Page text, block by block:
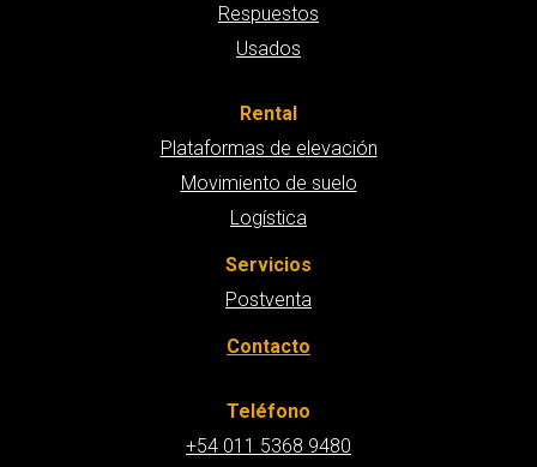
Respuestos
Usados
Rental
Plataformas de elevación
Movimiento de suelo
Logística
Servicios
Postventa
Contacto
Teléfono
+54 011 5368 9480